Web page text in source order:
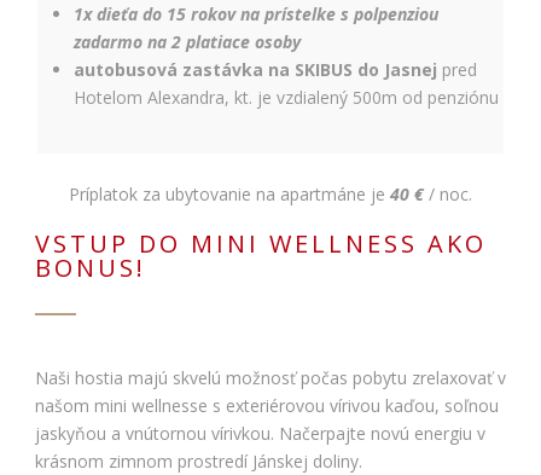
1x dieťa do 15 rokov na prístelke s polpenziou
zadarmo na 2 platiace osoby
autobusová zastávka na SKIBUS do Jasnej pred
Hotelom Alexandra, kt. je vzdialený 500m od penziónu
Príplatok za ubytovanie na apartmáne je 40 € / noc.
VSTUP DO MINI WELLNESS AKO
BONUS!
Naši hostia majú skvelú možnosť počas pobytu zrelaxovať v
našom mini wellnesse s exteriérovou vírivou kaďou, soľnou
jaskyňou a vnútornou vírivkou. Načerpajte novú energiu v
krásnom zimnom prostredí Jánskej doliny.